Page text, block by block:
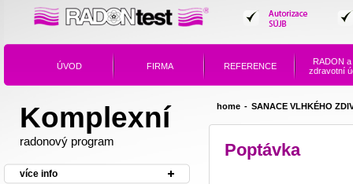
ÚVOD FIRMA REFERENCE RADON a
zdravotní
home - SANACE VLHKÉHO
Poptávka
Komplexní
radonový program
více info